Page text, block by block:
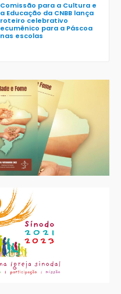
Comissão para a Cultura e
a Educação da CNBB lança
roteiro celebrativo
ecumênico para a Páscoa
nas escolas